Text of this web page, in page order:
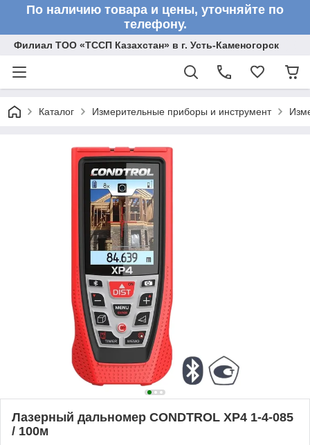
По наличию товара и цены, уточняйте по
телефону.
Филиал ТОО «ТССП Казахстан» в г. Усть-Каменогорск
Каталог Измерительные приборы и инструмент
Лазерный дальномер CONDTROL XP4 1-4-085
/ 100м